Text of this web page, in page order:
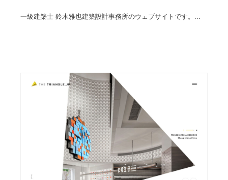
一級建築士 鈴木雅也建築設計事務所のウェブサイトです。...